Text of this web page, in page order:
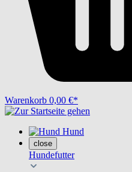
Warenkorb 0,00 €*
Hund
close
Hundefutter